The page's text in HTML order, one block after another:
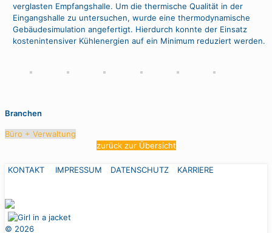
verglasten Empfangshalle. Um die thermische Qualität in der
Eingangshalle zu untersuchen, wurde eine thermodynamische
Gebäudesimulation angefertigt. Hierdurch konnte der Einsatz
kostenintensiver Kühlenergien auf ein Minimum reduziert werden.
Branchen
Büro + Verwaltung
zurück zur Übersicht
KONTAKT IMPRESSUM DATENSCHUTZ KARRIERE
© 2026